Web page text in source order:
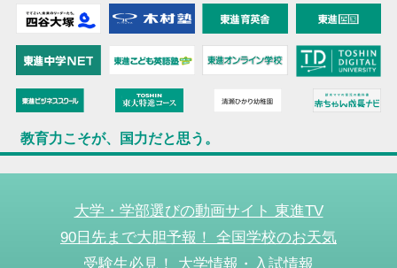
教育力こそが、国力だと思う。
大学・学部選びの動画サイト 東進TV
90日先まで大胆予報！ 全国学校のお天気
受験生必見！ 大学情報・入試情報